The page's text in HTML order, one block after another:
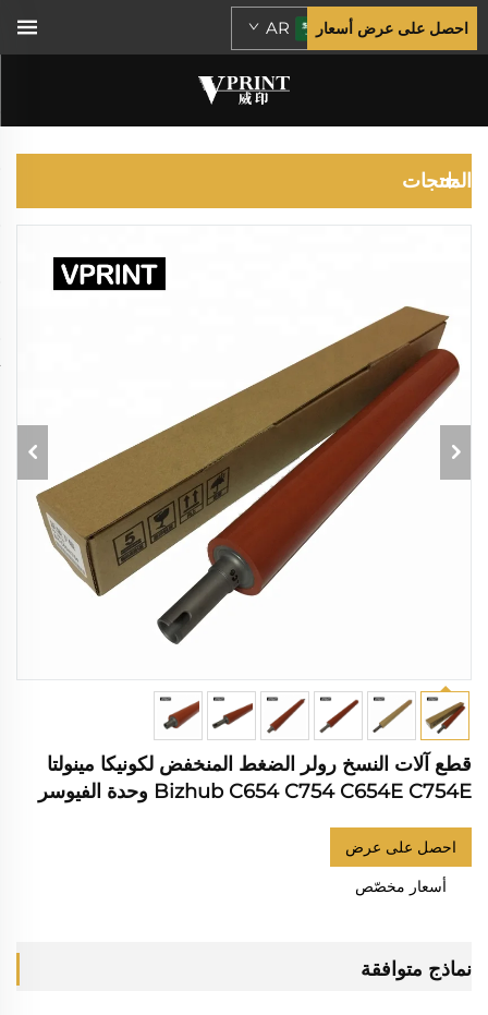
AR احصل على عرض أسعار
كونيكا مينولتا
المنتجات
قطع آلات النسخ رولر الضغط المنخفض لكونيكا مينولتا
Bizhub C654 C754 C654E C754E وحدة الفيوسر
احصل على عرض
أسعار مخصّص
نماذج متوافقة